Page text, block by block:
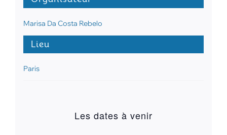
Lieu
Paris
Marisa Da Costa Rebelo
Les dates à venir